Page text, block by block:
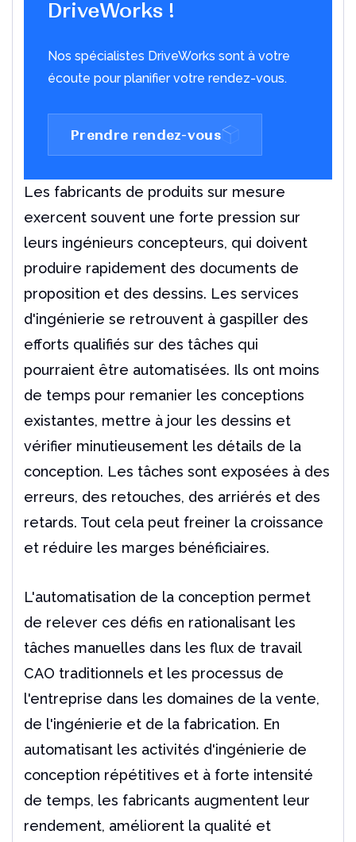
Améliorez la collaboration avec
le Cloud
Télécharger le PDF
Les 10 principales
fonctionnalités de DriveWorks
Un outil indispensable pour les utilisateurs de
Lire l'article
Les fabricants de produits sur mesure
exercent souvent une forte pression sur
leurs ingénieurs concepteurs, qui doivent
produire rapidement des documents de
proposition et des dessins. Les services
d'ingénierie se retrouvent à gaspiller des
efforts qualifiés sur des tâches qui
pourraient être automatisées. Ils ont moins
de temps pour remanier les conceptions
existantes, mettre à jour les dessins et
vérifier minutieusement les détails de la
conception. Les tâches sont exposées à des
erreurs, des retouches, des arriérés et des
retards. Tout cela peut freiner la croissance
et réduire les marges bénéficiaires.
L'automatisation de la conception permet
de relever ces défis en rationalisant les
tâches manuelles dans les flux de travail
CAO traditionnels et les processus de
l'entreprise dans les domaines de la vente,
de l'ingénierie et de la fabrication. En
automatisant les activités d'ingénierie de
conception répétitives et à forte intensité
de temps, les fabricants augmentent leur
rendement, améliorent la qualité et
DriveWorks !
Nos spécialistes DriveWorks sont à votre
écoute pour planifier votre rendez-vous.
Prendre rendez-vous